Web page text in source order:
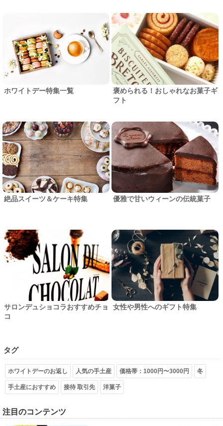
ホワイトデー特集一覧
褒められる！おしゃれなお菓子ギ
フト
絶品スイーツ＆ケーキ特集 優雅で甘いウィーンの伝統菓子
サロンデュショコラおすすめチョ
コ
女性や男性へのギフト特集
タグ
ホワイトデーのお返し 人気の手土産 価格帯：1000円〜3000円 冬
手土産におすすめ 接待 取引先 洋菓子
注目のコンテンツ